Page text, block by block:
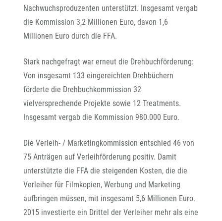
Nachwuchsproduzenten unterstützt. Insgesamt vergab
die Kommission 3,2 Millionen Euro, davon 1,6
Millionen Euro durch die FFA.
Stark nachgefragt war erneut die Drehbuchförderung:
Von insgesamt 133 eingereichten Drehbüchern
förderte die Drehbuchkommission 32
vielversprechende Projekte sowie 12 Treatments.
Insgesamt vergab die Kommission 980.000 Euro.
Die Verleih- / Marketingkommission entschied 46 von
75 Anträgen auf Verleihförderung positiv. Damit
unterstützte die FFA die steigenden Kosten, die die
Verleiher für Filmkopien, Werbung und Marketing
aufbringen müssen, mit insgesamt 5,6 Millionen Euro.
2015 investierte ein Drittel der Verleiher mehr als eine